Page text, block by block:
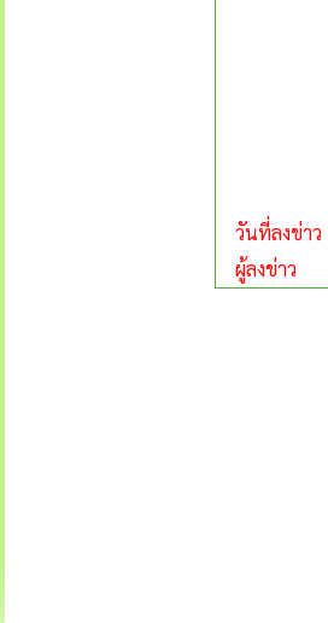
วันที่ลงข่าว
ผู้ลงข่าว